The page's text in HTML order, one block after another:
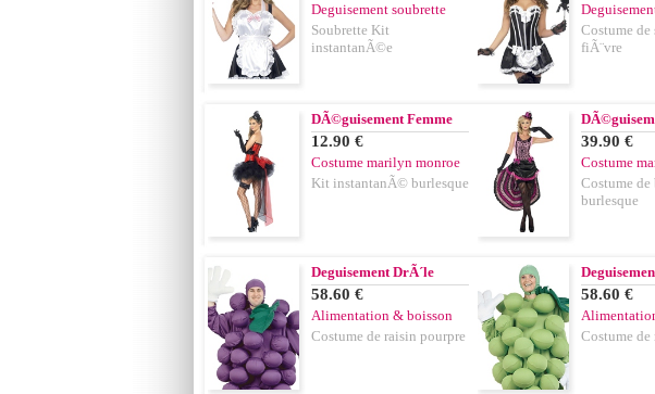
Deguisement soubrette
Soubrette Kit
instantanÃ©e
Costume de
fiÃ¨vre
DÃ©guisement Femme
12.90 €
Costume marilyn monroe
Kit instantanÃ© burlesque
39.90 €
Costume
Costume
burlesque
Deguisement DrÃ´le
58.60 €
Alimentation & boisson
Costume de raisin pourpre
58.60 €
Costume de